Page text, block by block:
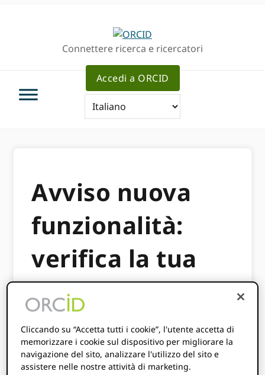
Connettere ricerca e ricercatori
Accedi a ORCID
Avviso nuova
funzionalità:
verifica la tua
email
24 APRILE 2017BY PAULA DEMAIN
Questo contenuto risale a più di tre anni
Cliccando su “Accetta tutti i cookie”, l'utente accetta di
memorizzare i cookie sul dispositivo per migliorare la
navigazione del sito, analizzare l'utilizzo del sito e
assistere nelle nostre attività di marketing.